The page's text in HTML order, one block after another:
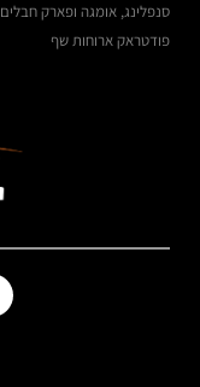
סנפלינג, אומגה ופארק חבלים
פודטראק ארוחות שף